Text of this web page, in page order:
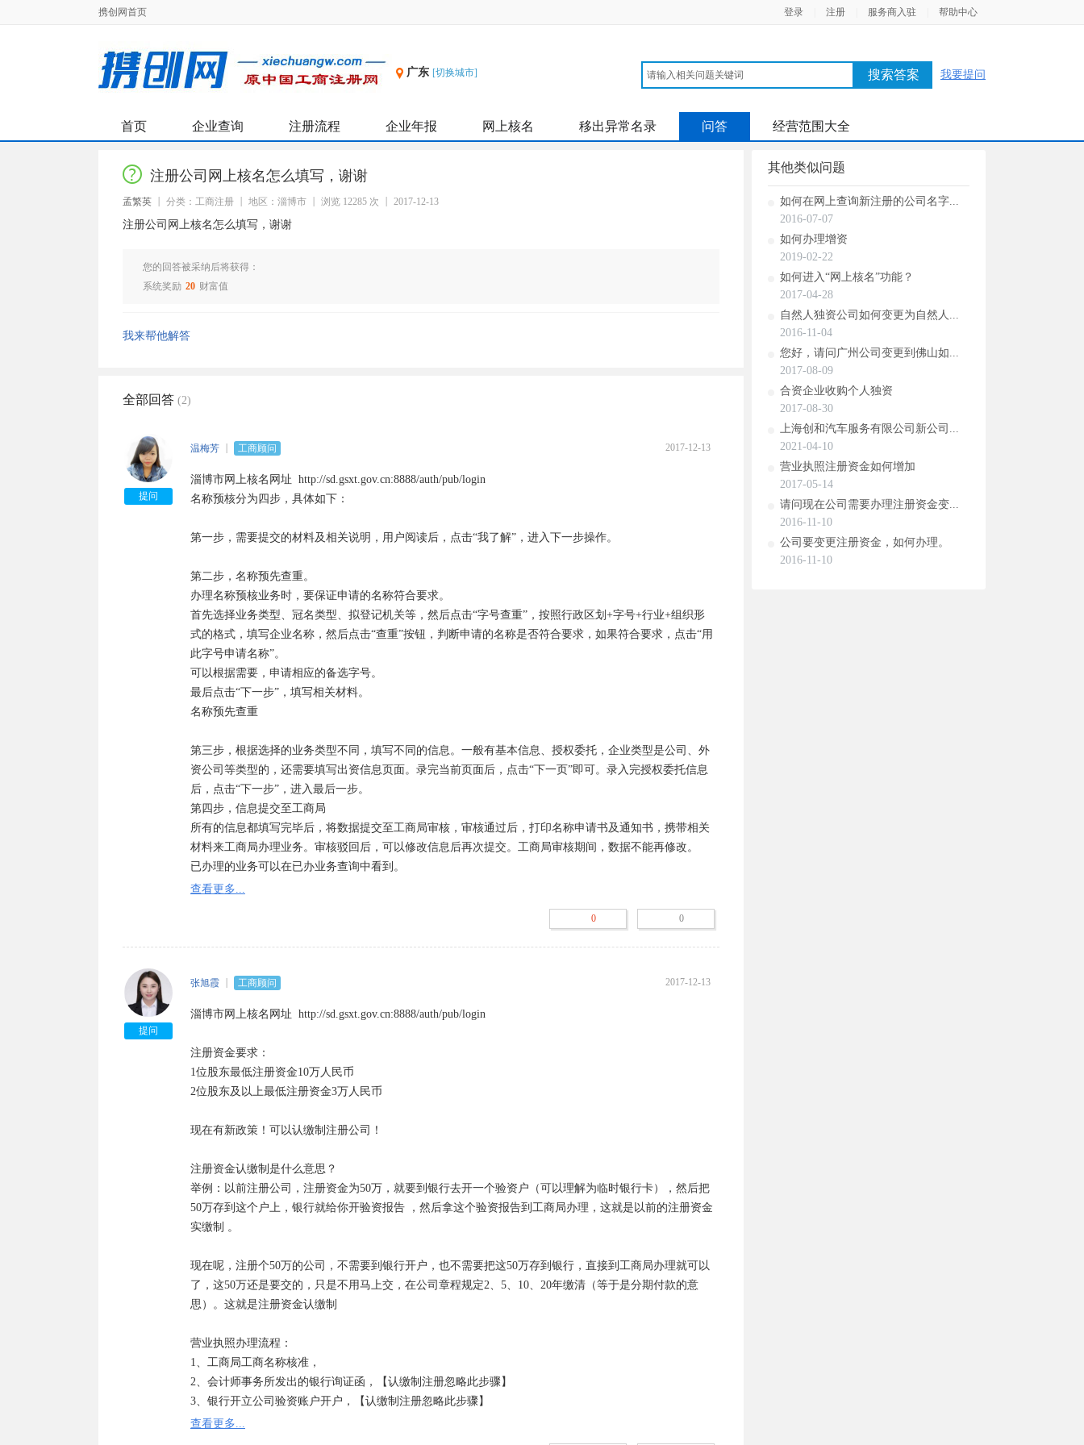
携创网首页 登录 注册 服务商入驻 帮助中心
广东 [切换城市] 搜索答案 我要提问
首页 企业查询 注册流程 企业年报 网上核名 移出异常名录 问答 经营范围大全
注册公司网上核名怎么填写，谢谢
孟繁英 分类：工商注册 地区：淄博市 浏览 12285 次 2017-12-13
注册公司网上核名怎么填写，谢谢
您的回答被采纳后将获得：
系统奖励 20 财富值
我来帮他解答
全部回答 (2)
提问
温梅芳 工商顾问 2017-12-13
淄博市网上核名网址  http://sd.gsxt.gov.cn:8888/auth/pub/login
名称预核分为四步，具体如下：
第一步，需要提交的材料及相关说明，用户阅读后，点击“我了解”，进入下一步操作。
第二步，名称预先查重。
办理名称预核业务时，要保证申请的名称符合要求。
首先选择业务类型、冠名类型、拟登记机关等，然后点击“字号查重”，按照行政区划+字号+行业+组织形
式的格式，填写企业名称，然后点击“查重”按钮，判断申请的名称是否符合要求，如果符合要求，点击“用
此字号申请名称”。
可以根据需要，申请相应的备选字号。
最后点击“下一步”，填写相关材料。
名称预先查重
第三步，根据选择的业务类型不同，填写不同的信息。一般有基本信息、授权委托，企业类型是公司、外
资公司等类型的，还需要填写出资信息页面。录完当前页面后，点击“下一页”即可。录入完授权委托信息
后，点击“下一步”，进入最后一步。
第四步，信息提交至工商局
所有的信息都填写完毕后，将数据提交至工商局审核，审核通过后，打印名称申请书及通知书，携带相关
材料来工商局办理业务。审核驳回后，可以修改信息后再次提交。工商局审核期间，数据不能再修改。
已办理的业务可以在已办业务查询中看到。
查看更多...
0 0
提问
张旭霞 工商顾问 2017-12-13
淄博市网上核名网址  http://sd.gsxt.gov.cn:8888/auth/pub/login
注册资金要求：
1位股东最低注册资金10万人民币
2位股东及以上最低注册资金3万人民币
现在有新政策！可以认缴制注册公司！
注册资金认缴制是什么意思？
举例：以前注册公司，注册资金为50万，就要到银行去开一个验资户（可以理解为临时银行卡），然后把
50万存到这个户上，银行就给你开验资报告 ，然后拿这个验资报告到工商局办理，这就是以前的注册资金
实缴制 。
现在呢，注册个50万的公司，不需要到银行开户，也不需要把这50万存到银行，直接到工商局办理就可以
了，这50万还是要交的，只是不用马上交，在公司章程规定2、5、10、20年缴清（等于是分期付款的意
思）。这就是注册资金认缴制
营业执照办理流程：
1、工商局工商名称核准，
2、会计师事务所发出的银行询证函，【认缴制注册忽略此步骤】
3、银行开立公司验资账户开户，【认缴制注册忽略此步骤】
4、会计师事务所办理验资报告，【认缴制注册忽略此步骤】
查看更多...
其他类似问题
如何在网上查询新注册的公司名字...
2016-07-07
如何办理增资
2019-02-22
如何进入“网上核名”功能？
2017-04-28
自然人独资公司如何变更为自然人...
2016-11-04
您好，请问广州公司变更到佛山如...
2017-08-09
合资企业收购个人独资
2017-08-30
上海创和汽车服务有限公司新公司...
2021-04-10
营业执照注册资金如何增加
2017-05-14
请问现在公司需要办理注册资金变...
2016-11-10
公司要变更注册资金，如何办理。
2016-11-10